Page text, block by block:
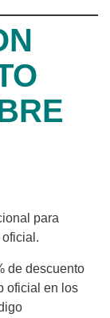
para
de descuento
oficial en los